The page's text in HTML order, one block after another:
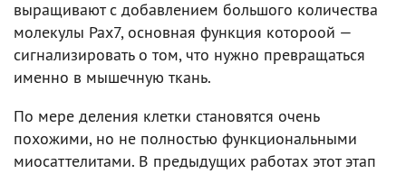
выращивают с добавлением большого количества
молекулы Pax7, основная функция котороой —
сигнализировать о том, что нужно превращаться
именно в мышечную ткань.
По мере деления клетки становятся очень
похожими, но не полностью функциональными
миосаттелитами. В предыдущих работах этот этап